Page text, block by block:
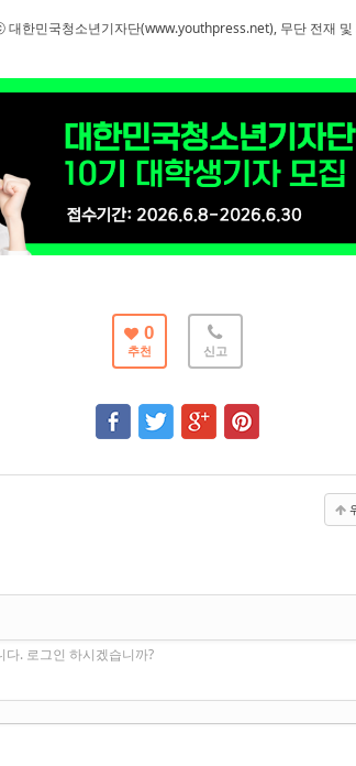
한민국청소년기자단(www.youthpress.net), 무단 전재 및
0
추천 신고
다. 로그인 하시겠습니까?